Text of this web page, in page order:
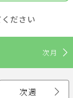
ださい
次月
次週